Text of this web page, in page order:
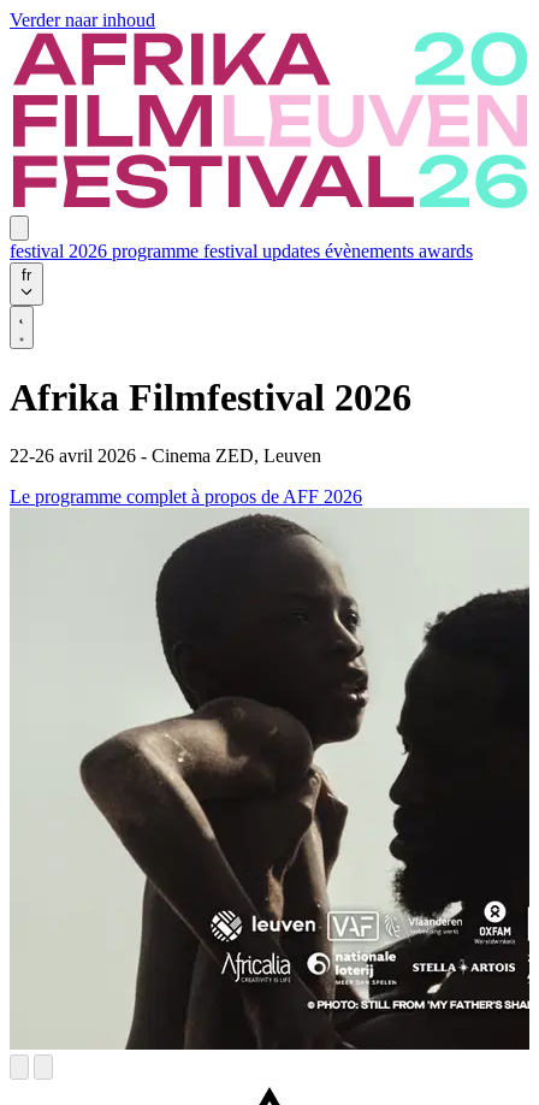
Verder naar inhoud
festival 2026 programme festival updates évènements awards
fr
Afrika Filmfestival 2026
22-26 avril 2026 - Cinema ZED, Leuven
Le programme complet à propos de AFF 2026